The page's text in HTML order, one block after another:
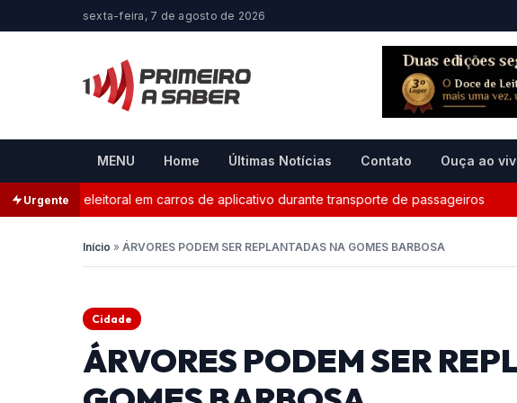
sexta-feira, 7 de agosto de 2026
MENU Home Últimas Notícias Contato Ouça ao
Urgenteeleitoral em carros de aplicativo durante transporte de passageiros
Início » ÁRVORES PODEM SER REPLANTADAS NA GOMES BARBOSA
Cidade
ÁRVORES PODEM SER